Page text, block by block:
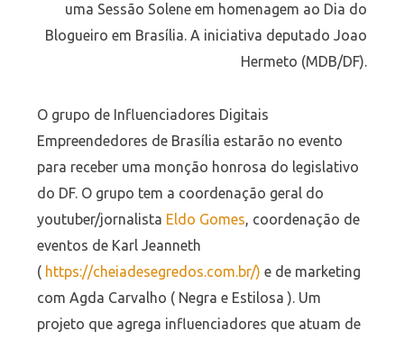
uma Sessão Solene em homenagem ao Dia do
Blogueiro em Brasília. A iniciativa deputado Joao
Hermeto (MDB/DF).
O grupo de Influenciadores Digitais
Empreendedores de Brasília estarão no evento
para receber uma monção honrosa do legislativo
do DF. O grupo tem a coordenação geral do
youtuber/jornalista Eldo Gomes, coordenação de
eventos de Karl Jeanneth
(https://cheiadesegredos.com.br/) e de marketing
com Agda Carvalho ( Negra e Estilosa ). Um
projeto que agrega influenciadores que atuam de